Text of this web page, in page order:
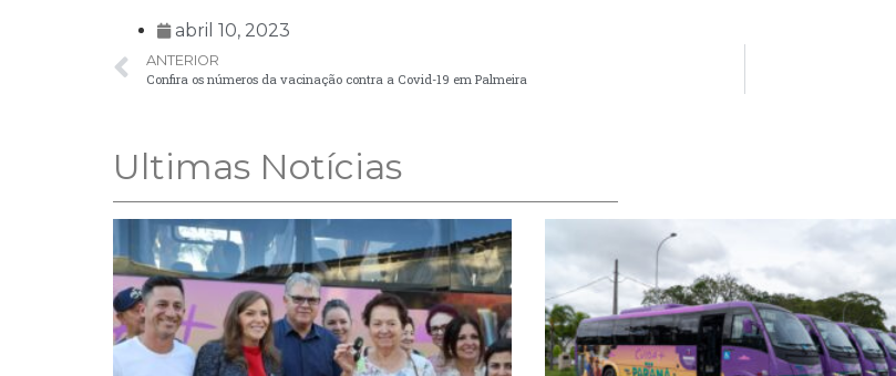
abril 10, 2023
ANTERIOR
Confira os números da vacinação contra a Covid-19 em Palmeira
Ultimas Notícias